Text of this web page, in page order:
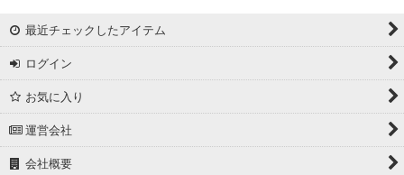
最近チェックしたアイテム
ログイン
お気に入り
運営会社
会社概要